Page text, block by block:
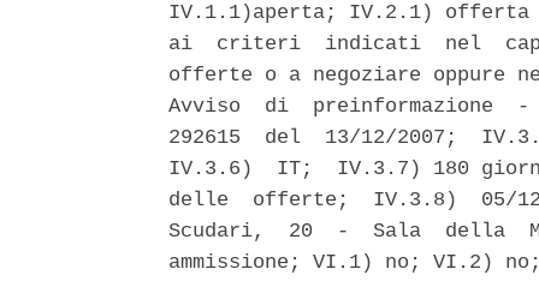
IV.1.1)aperta; IV.2.1) offerta
ai  criteri  indicati  nel
offerte o a negoziare
Avviso  di  preinformazione  -
292615  del  13/12/2007;
IV.3.6)  IT;  IV.3.7) 180
delle  offerte;  IV.3.8)  05/12/
Scudari,  20  -  Sala  della
ammissione; VI.1) no; VI.2) no;